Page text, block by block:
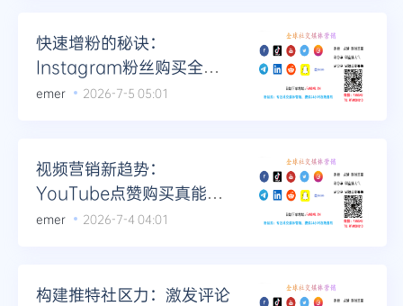
快速增粉的秘诀：
Instagram粉丝购买全解
析
emer 2026-7-5 05:01
视频营销新趋势：
YouTube点赞购买真能带
来流量吗？
emer 2026-7-4 04:01
构建推特社区力：激发评论